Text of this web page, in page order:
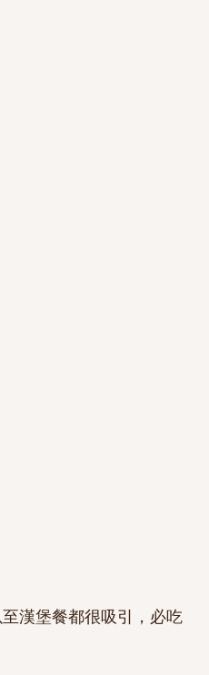
漢堡餐都很吸引，必吃